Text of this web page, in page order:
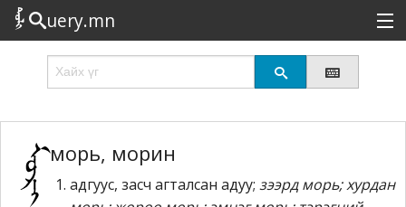
uery.mn
Сонирхолтой
Эрэлттэй
Төрөл
морь, морин
адгуус, засч агталсан адуу;зээрд морь; хурдан